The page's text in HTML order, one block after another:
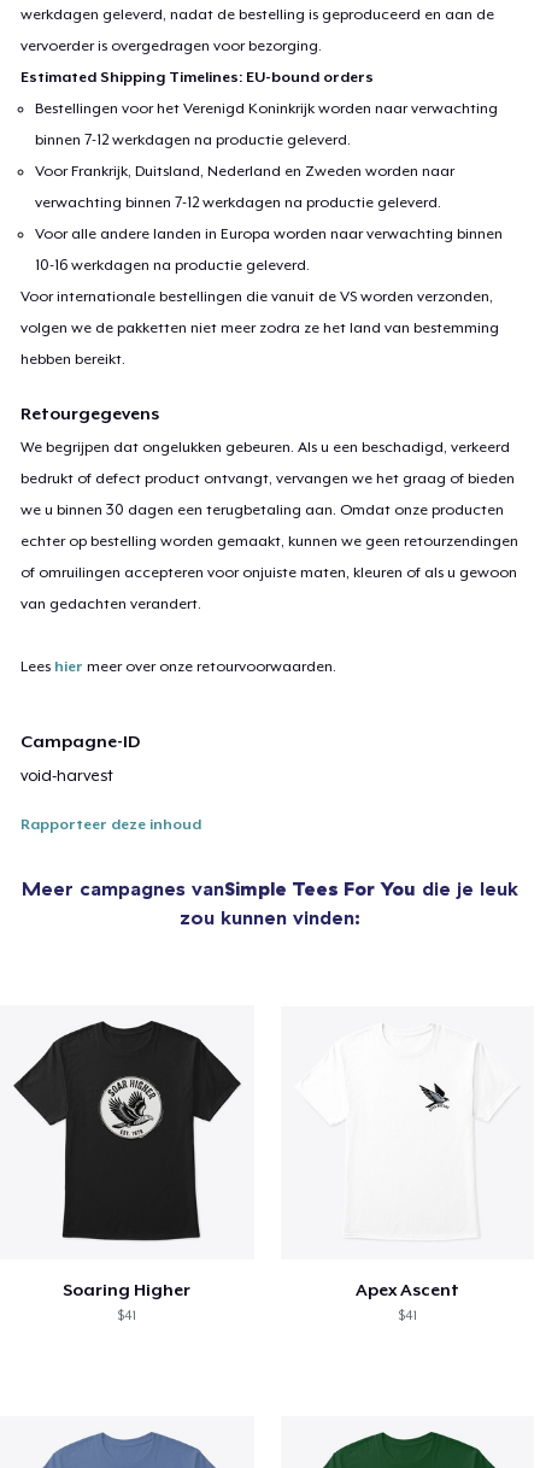
werkdagen geleverd, nadat de bestelling is geproduceerd en aan de
vervoerder is overgedragen voor bezorging.
Estimated Shipping Timelines: EU-bound orders
Bestellingen voor het Verenigd Koninkrijk worden naar verwachting
binnen 7-12 werkdagen na productie geleverd.
Voor Frankrijk, Duitsland, Nederland en Zweden worden naar
verwachting binnen 7-12 werkdagen na productie geleverd.
Voor alle andere landen in Europa worden naar verwachting binnen
10-16 werkdagen na productie geleverd.
Voor internationale bestellingen die vanuit de VS worden verzonden,
volgen we de pakketten niet meer zodra ze het land van bestemming
hebben bereikt.
Retourgegevens
We begrijpen dat ongelukken gebeuren. Als u een beschadigd, verkeerd
bedrukt of defect product ontvangt, vervangen we het graag of bieden
we u binnen 30 dagen een terugbetaling aan. Omdat onze producten
echter op bestelling worden gemaakt, kunnen we geen retourzendingen
of omruilingen accepteren voor onjuiste maten, kleuren of als u gewoon
van gedachten verandert.
Lees hier meer over onze retourvoorwaarden.
Campagne-ID
void-harvest
Rapporteer deze inhoud
Meer campagnes vanSimple Tees For You die je leuk
zou kunnen vinden:
Soaring Higher
$41
Apex Ascent
$41